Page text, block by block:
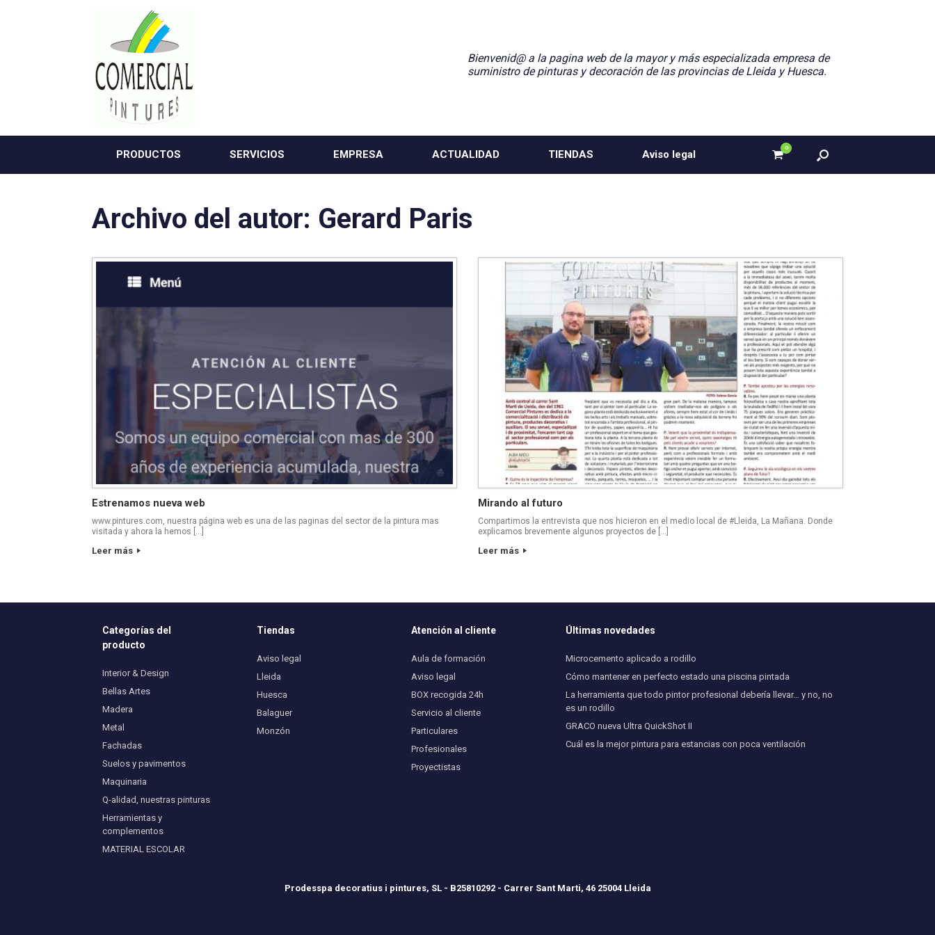
Bienvenid@ a la pagina web de la mayor y más especializada empresa de
suministro de pinturas y decoración de las provincias de Lleida y Huesca.
PRODUCTOS SERVICIOS EMPRESA ACTUALIDAD TIENDAS Aviso legal
Ver
carrito
0
Archivo del autor: Gerard Paris
Estrenamos nueva web
www.pintures.com, nuestra página web es una de las paginas del sector de la pintura mas
visitada y ahora la hemos […]
Leer más
Mirando al futuro
Compartimos la entrevista que nos hicieron en el medio local de #Lleida, La Mañana. Donde
explicamos brevemente algunos proyectos de […]
Leer más
Categorías del
producto
Interior & Design
Bellas Artes
Madera
Metal
Fachadas
Suelos y pavimentos
Maquinaria
Q-alidad, nuestras pinturas
Herramientas y
complementos
MATERIAL ESCOLAR
Tiendas
Aviso legal
Lleida
Huesca
Balaguer
Monzón
Atención al cliente
Aula de formación
Aviso legal
BOX recogida 24h
Servicio al cliente
Particulares
Profesionales
Proyectistas
Últimas novedades
Microcemento aplicado a rodillo
Cómo mantener en perfecto estado una piscina pintada
La herramienta que todo pintor profesional debería llevar… y no, no
es un rodillo
GRACO nueva Ultra QuickShot II
Cuál es la mejor pintura para estancias con poca ventilación
Prodesspa decoratius i pintures, SL - B25810292 - Carrer Sant Marti, 46 25004 Lleida